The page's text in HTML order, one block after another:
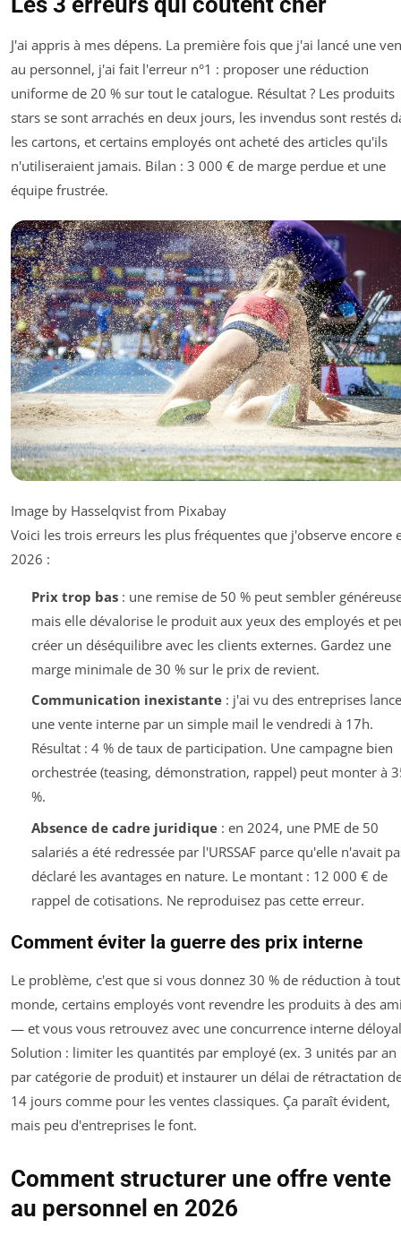
J'ai appris à mes dépens. La première fois que j'ai lancé une
au personnel, j'ai fait l'erreur n°1 : proposer une réduction
uniforme de 20 % sur tout le catalogue. Résultat ? Les produits
stars se sont arrachés en deux jours, les invendus sont restés
les cartons, et certains employés ont acheté des articles qu'ils
n'utiliseraient jamais. Bilan : 3 000 € de marge perdue et une
équipe frustrée.
Image by Hasselqvist from Pixabay
Voici les trois erreurs les plus fréquentes que j'observe encore
2026 :
Prix trop bas: une remise de 50 % peut sembler
mais elle dévalorise le produit aux yeux des employés et
créer un déséquilibre avec les clients externes. Gardez une
marge minimale de 30 % sur le prix de revient.
Communication inexistante: j'ai vu des entreprises
une vente interne par un simple mail le vendredi à 17h.
Résultat : 4 % de taux de participation. Une campagne bien
orchestrée (teasing, démonstration, rappel) peut monter à
%.
Absence de cadre juridique: en 2024, une PME de 50
salariés a été redressée par l'URSSAF parce qu'elle n'avait
déclaré les avantages en nature. Le montant : 12 000 € de
rappel de cotisations. Ne reproduisez pas cette erreur.
Comment éviter la guerre des prix interne
Le problème, c'est que si vous donnez 30 % de réduction à
monde, certains employés vont revendre les produits à des
— et vous vous retrouvez avec une concurrence interne
Solution : limiter les quantités par employé (ex. 3 unités par an
par catégorie de produit) et instaurer un délai de rétractation
14 jours comme pour les ventes classiques. Ça paraît évident,
mais peu d'entreprises le font.
Comment structurer une offre vente
au personnel en 2026